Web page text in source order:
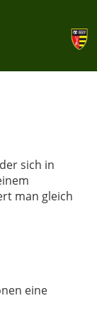
sich in
man gleich
eine